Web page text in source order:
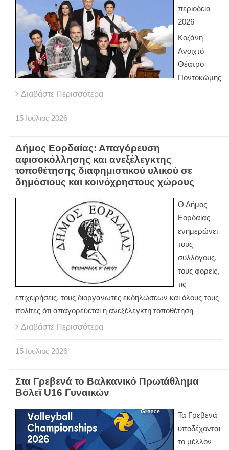
περιοδεία
2026
Κοζάνη –
Ανοιχτό
Θέατρο
Ποντοκώμης
Διαβάστε Περισσότερα
15 Ιούλιος 2026
Δήμος Εορδαίας: Απαγόρευση
αφισοκόλλησης και ανεξέλεγκτης
τοποθέτησης διαφημιστικού υλικού σε
δημόσιους και κοινόχρηστους χώρους
Ο Δήμος
Εορδαίας
ενημερώνει
τους
συλλόγους,
τους φορείς,
τις
επιχειρήσεις, τους διοργανωτές εκδηλώσεων και όλους τους
πολίτες ότι απαγορεύεται η ανεξέλεγκτη τοποθέτηση
Διαβάστε Περισσότερα
15 Ιούλιος 2026
Στα Γρεβενά το Βαλκανικό Πρωτάθλημα
Βόλεϊ U16 Γυναικών
Τα Γρεβενά
υποδέχονται
το μέλλον